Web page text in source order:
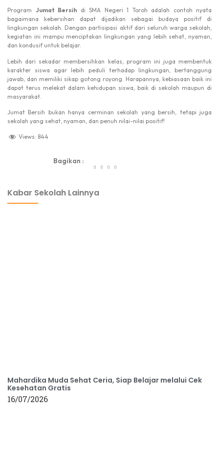
Program Jumat Bersih di SMA Negeri 1 Toroh adalah contoh nyata
bagaimana kebersihan dapat dijadikan sebagai budaya positif di
lingkungan sekolah. Dengan partisipasi aktif dari seluruh warga sekolah,
kegiatan ini mampu menciptakan lingkungan yang lebih sehat, nyaman,
dan kondusif untuk belajar.
Lebih dari sekadar membersihkan kelas, program ini juga membentuk
karakter siswa agar lebih peduli terhadap lingkungan, bertanggung
jawab, dan memiliki sikap gotong royong. Harapannya, kebiasaan baik ini
dapat terus melekat dalam kehidupan siswa, baik di sekolah maupun di
masyarakat.
Jumat Bersih bukan hanya cerminan sekolah yang bersih, tetapi juga
sekolah yang sehat, nyaman, dan penuh nilai-nilai positif!
Views: 844
Bagikan :
Kabar Sekolah Lainnya
Mahardika Muda Sehat Ceria, Siap Belajar melalui Cek
Kesehatan Gratis
16/07/2026